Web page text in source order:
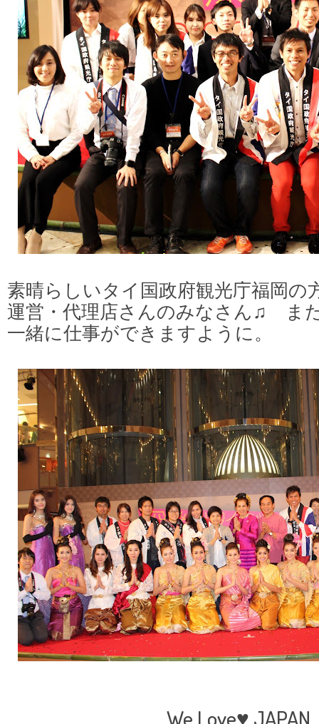
素晴らしいタイ国政府観光庁福岡の
運営・代理店さんのみなさん♫
ま
一緒に仕事ができますように。
We Love♥ JAPAN